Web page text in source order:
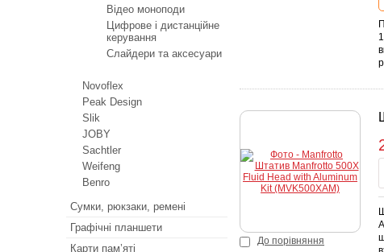
До порівняння
Відео моноподи
Цифрове і дистанційне
керування
Слайдери та аксесуари
Novoflex
Peak Design
Slik
JOBY
Sachtler
Weifeng
Benro
Сумки, рюкзаки, ремені
Графічні планшети
Карти пам’яті